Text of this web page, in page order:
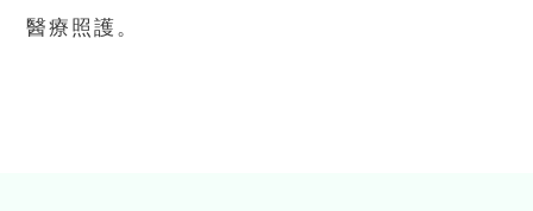
醫療照護。